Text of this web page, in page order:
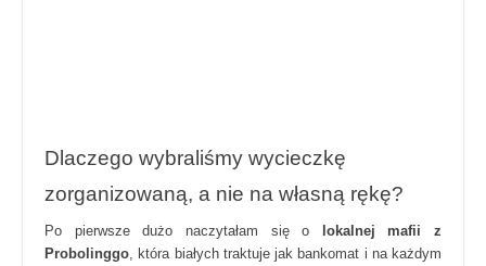
Dlaczego wybraliśmy wycieczkę
zorganizowaną, a nie na własną rękę?
Po pierwsze dużo naczytałam się o
lokalnej mafii z
Probolinggo , która białych traktuje jak bankomat i na każdym